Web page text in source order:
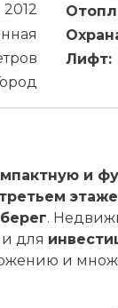
2012
Лифт:
и
третьем
.
и для
и